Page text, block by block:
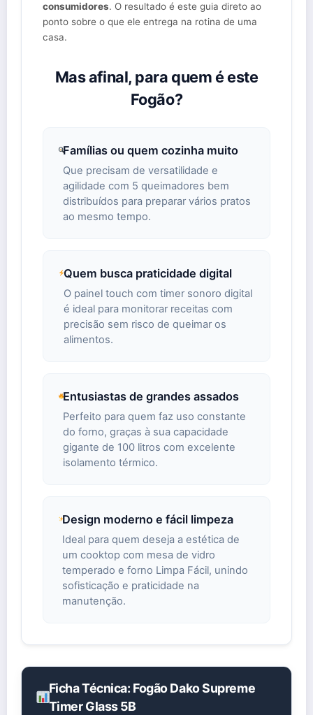
consumidores. O resultado é este guia direto ao
ponto sobre o que ele entrega na rotina de uma
casa.
Mas afinal, para quem é este
Fogão?
Famílias ou quem cozinha muito
Que precisam de versatilidade e
agilidade com 5 queimadores bem
distribuídos para preparar vários pratos
ao mesmo tempo.
Quem busca praticidade digital
O painel touch com timer sonoro digital
é ideal para monitorar receitas com
precisão sem risco de queimar os
alimentos.
Entusiastas de grandes assados
Perfeito para quem faz uso constante
do forno, graças à sua capacidade
gigante de 100 litros com excelente
isolamento térmico.
Design moderno e fácil limpeza
Ideal para quem deseja a estética de
um cooktop com mesa de vidro
temperado e forno Limpa Fácil, unindo
sofisticação e praticidade na
manutenção.
Ficha Técnica: Fogão Dako Supreme
Timer Glass 5B